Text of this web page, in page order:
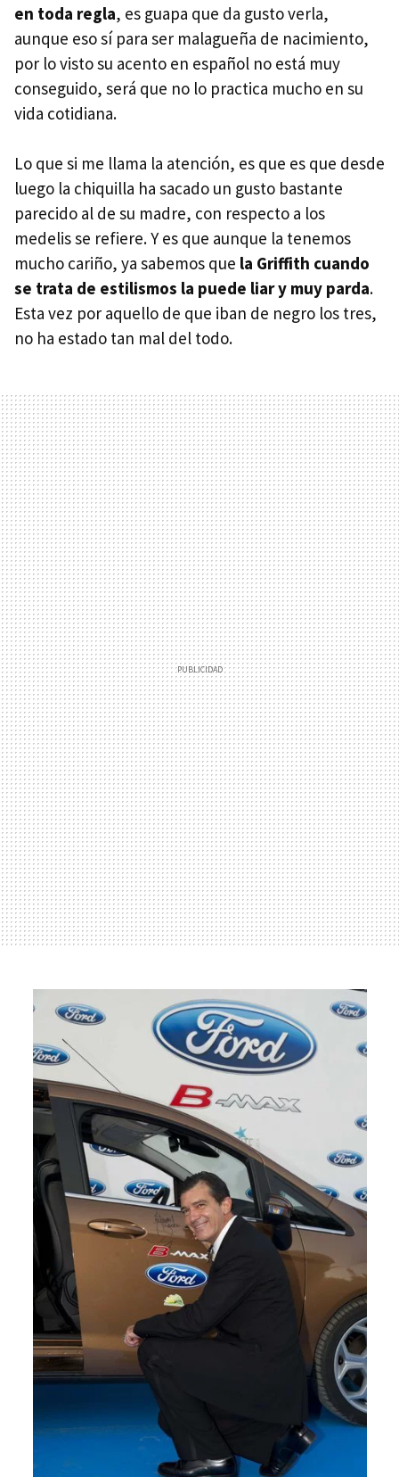
en toda regla, es guapa que da gusto verla,
aunque eso sí para ser malagueña de nacimiento,
por lo visto su acento en español no está muy
conseguido, será que no lo practica mucho en su
vida cotidiana.
Lo que si me llama la atención, es que es que desde
luego la chiquilla ha sacado un gusto bastante
parecido al de su madre, con respecto a los
medelis se refiere. Y es que aunque la tenemos
mucho cariño, ya sabemos que la Griffith cuando
se trata de estilismos la puede liar y muy parda.
Esta vez por aquello de que iban de negro los tres,
no ha estado tan mal del todo.